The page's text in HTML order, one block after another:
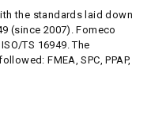
the standards laid down
(since 2007). Fomeco
TS 16949. The
FMEA, SPC, PPAP,